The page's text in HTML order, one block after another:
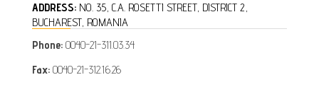
ADDRESS: NO. 35, C.A. ROSETTI STREET, DISTRICT 2,
BUCHAREST, ROMANIA
Phone: 0040-21-311.03.34
Fax: 0040-21-312.16.26